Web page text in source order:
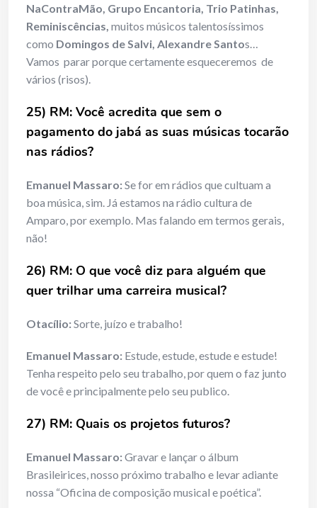
NaContraMão, Grupo Encantoria, Trio Patinhas,
Reminiscências, muitos músicos talentosíssimos
como Domingos de Salvi, Alexandre Santos…
Vamos parar porque certamente esqueceremos de
vários (risos).
25) RM: Você acredita que sem o
pagamento do jabá as suas músicas tocarão
nas rádios?
Emanuel Massaro:Se for em rádios que cultuam a
boa música, sim. Já estamos na rádio cultura de
Amparo, por exemplo. Mas falando em termos gerais,
não!
26) RM: O que você diz para alguém que
quer trilhar uma carreira musical?
Otacílio:Sorte, juízo e trabalho!
Emanuel Massaro: Estude, estude, estude e estude!
Tenha respeito pelo seu trabalho, por quem o faz junto
de você e principalmente pelo seu publico.
27) RM: Quais os projetos futuros?
Emanuel Massaro:Gravar e lançar o álbum
Brasileirices, nosso próximo trabalho e levar adiante
nossa “Oficina de composição musical e poética”.